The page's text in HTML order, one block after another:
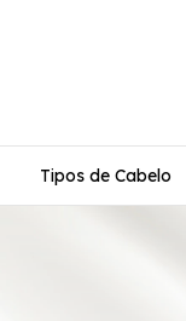
Tipos de Cabelo